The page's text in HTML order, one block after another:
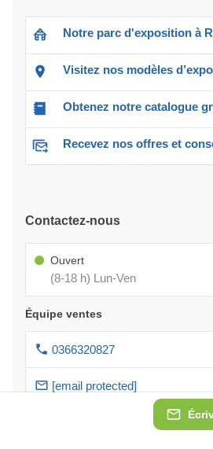
Notre parc d'exposition à
Visitez nos modèles
Obtenez notre catalogue
Recevez nos offres et
Contactez-nous
Ouvert
(8-18 h) Lun-Ven
Équipe ventes
0366320827
[email protected]